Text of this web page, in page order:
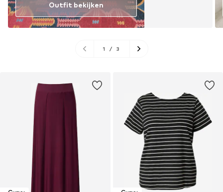
Outfit bekijken
1 / 3